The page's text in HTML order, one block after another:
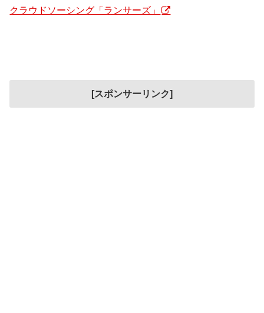
クラウドソーシング「ランサーズ」
[スポンサーリンク]